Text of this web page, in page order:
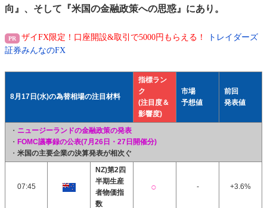
向』、そして『米国の金融政策への思惑』にあり。
ザイFX限定！口座開設&取引で5000円もらえる！
トレイダーズ
証券みんなのFX
8月17日(水)の為替相場の注目材料
指標ラン
ク
(注目度＆
影響度)
市場
予想値
前回
発表値
・ ニュージーランドの金融政策の発表
・ FOMC議事録の公表(7月26日・27日開催分)
・ 米国の主要企業の決算発表が相次ぐ
07:45
NZ)第2四
半期生産
者物価指
数
- +3.6%